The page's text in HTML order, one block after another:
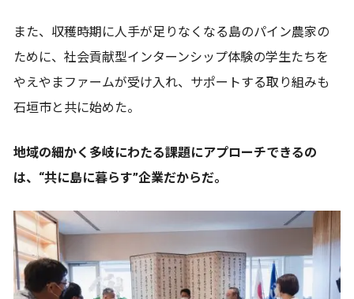
また、収穫時期に人手が足りなくなる島のパイン農家の
ために、社会貢献型インターンシップ体験の学生たちを
やえやまファームが受け入れ、サポートする取り組みも
石垣市と共に始めた。
地域の細かく多岐にわたる課題にアプローチできるの
は、“共に島に暮らす”企業だからだ。